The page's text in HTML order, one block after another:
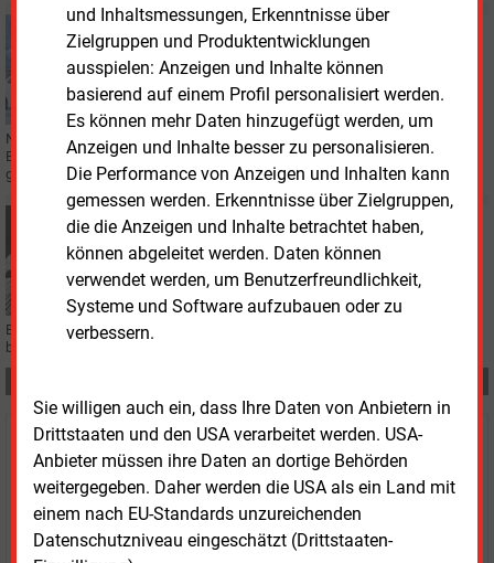
und Inhaltsmessungen, Erkenntnisse über
Zielgruppen und Produktentwicklungen
ausspielen: Anzeigen und Inhalte können
basierend auf einem Profil personalisiert werden.
Es können mehr Daten hinzugefügt werden, um
Anzeigen und Inhalte besser zu personalisieren.
Die Performance von Anzeigen und Inhalten kann
gemessen werden. Erkenntnisse über Zielgruppen,
die die Anzeigen und Inhalte betrachtet haben,
können abgeleitet werden. Daten können
verwendet werden, um Benutzerfreundlichkeit,
Systeme und Software aufzubauen oder zu
verbessern.
Sie willigen auch ein, dass Ihre Daten von Anbietern in
Drittstaaten und den USA verarbeitet werden. USA-
Anbieter müssen ihre Daten an dortige Behörden
weitergegeben. Daher werden die USA als ein Land mit
einem nach EU-Standards unzureichenden
Datenschutzniveau eingeschätzt (Drittstaaten-
WASSERSTOFF
Brennstoffzelle im Fahrzeug: Neuer Förder-Überblick
Neue Datenbanken zu Förderungen und Gesetzen im Bereich
Brennstoffzellen-Mobilität hat der Deutsche Wasserstoff-Verband online
gestellt. Sie sind frei zugängig.
Mittwoch, 3.07.2024, 08:30
STATISTIK DES TAGES
Prognose zum Umsatz der deutschen
Brennstoffzellenindustrie
Ein Schaubild sagt mehr als tausend Worte: In einer aktuellen Infografik
beleuchten wir regelmäßig Zahlen aus dem energiewirtschaftlichen Bereich.
Haben Sie Interesse an Content oder
Mehrfachzugängen für Ihr Unternehmen?
Sprechen Sie uns an, wenn Sie Fragen zur Nutzung von